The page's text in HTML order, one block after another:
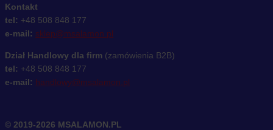
Kontakt
tel: +48 508 848 177
e-mail: sklep@msalamon.pl
Dział Handlowy dla firm (zamówienia B2B)
tel: +48 508 848 177
e-mail: handlowy@msalamon.pl
© 2019-2026 MSALAMON.PL